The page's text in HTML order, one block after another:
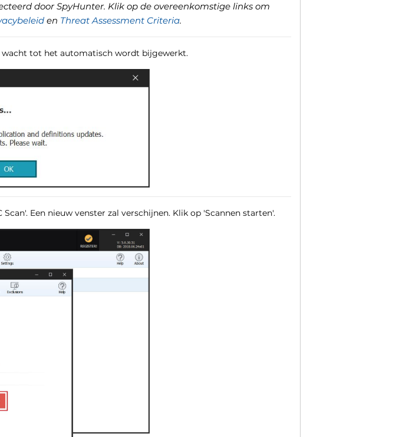
door SpyHunter. Klik op de overeenkomstige links om
en Threat Assessment Criteria.
wacht tot het automatisch wordt bijgewerkt.
Een nieuw venster zal verschijnen. Klik op 'Scannen starten'.